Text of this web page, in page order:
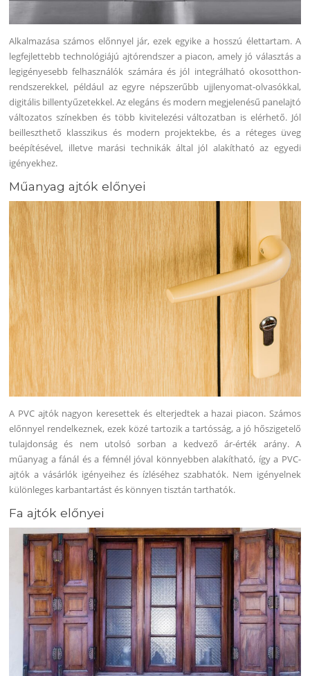
Alkalmazása számos előnnyel jár, ezek egyike a hosszú élettartam. A
legfejlettebb technológiájú ajtórendszer a piacon, amely jó választás a
legigényesebb felhasználók számára és jól integrálható okosotthon-
rendszerekkel, például az egyre népszerűbb ujjlenyomat-olvasókkal,
digitális billentyűzetekkel. Az elegáns és modern megjelenésű panelajtó
változatos színekben és több kivitelezési változatban is elérhető. Jól
beilleszthető klasszikus és modern projektekbe, és a réteges üveg
beépítésével, illetve marási technikák által jól alakítható az egyedi
igényekhez.
Műanyag ajtók előnyei
A PVC ajtók nagyon keresettek és elterjedtek a hazai piacon. Számos
előnnyel rendelkeznek, ezek közé tartozik a tartósság, a jó hőszigetelő
tulajdonság és nem utolsó sorban a kedvező ár-érték arány. A
műanyag a fánál és a fémnél jóval könnyebben alakítható, így a PVC-
ajtók a vásárlók igényeihez és ízléséhez szabhatók. Nem igényelnek
különleges karbantartást és könnyen tisztán tarthatók.
Fa ajtók előnyei